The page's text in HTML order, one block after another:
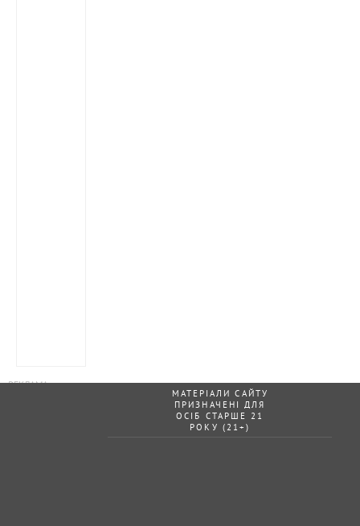
МАТЕРІАЛИ САЙТУ
ПРИЗНАЧЕНІ ДЛЯ
ОСІБ СТАРШЕ 21
РОКУ (21+)